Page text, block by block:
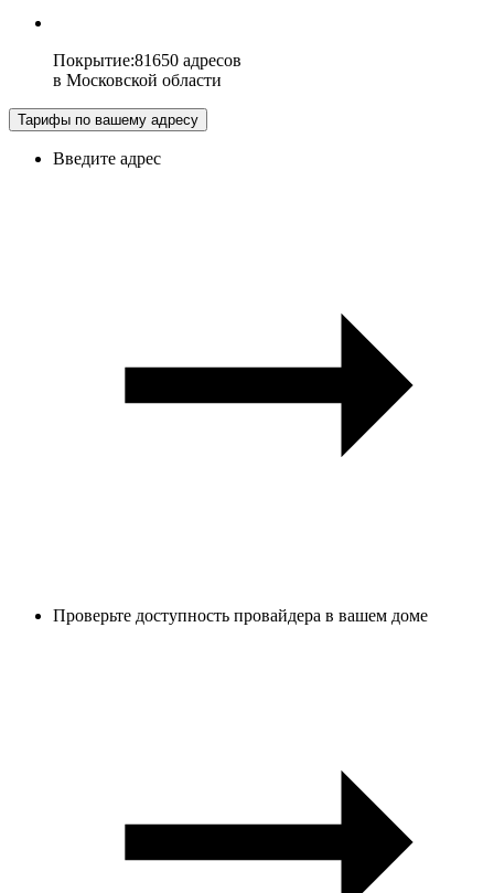
Покрытие:81650 адресов
в Московской области
Тарифы по вашему адресу
Введите адрес
Проверьте доступность провайдера в вашем доме